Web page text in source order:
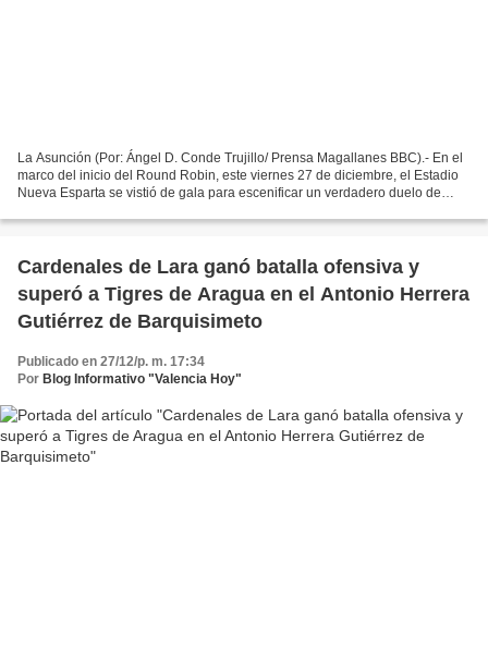
La Asunción (Por: Ángel D. Conde Trujillo/ Prensa Magallanes BBC).- En el
marco del inicio del Round Robin, este viernes 27 de diciembre, el Estadio
Nueva Esparta se vistió de gala para escenificar un verdadero duelo de
Cardenales de Lara ganó batalla ofensiva y
superó a Tigres de Aragua en el Antonio Herrera
Gutiérrez de Barquisimeto
Publicado en 27/12/p. m. 17:34
Por Blog Informativo "Valencia Hoy"